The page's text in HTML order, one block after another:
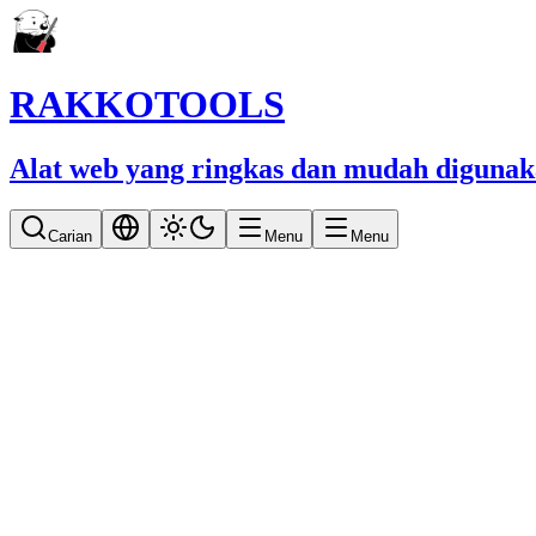
RAKKOTOOLS
Alat web yang ringkas dan mudah
Carian Menu Menu